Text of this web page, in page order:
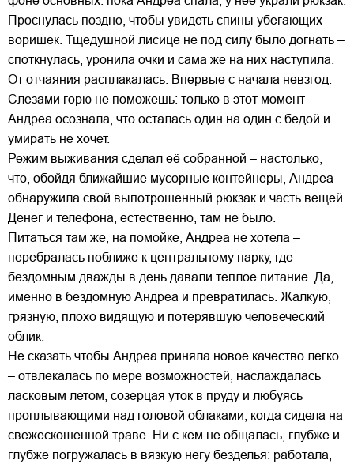
Проснулась поздно, чтобы увидеть спины убегающих
воришек. Тщедушной лисице не под силу было догнать –
споткнулась, уронила очки и сама же на них наступила.
От отчаяния расплакалась. Впервые с начала невзгод.
Слезами горю не поможешь: только в этот момент
Андреа осознала, что осталась один на один с бедой и
умирать не хочет.
Режим выживания сделал её собранной – настолько,
что, обойдя ближайшие мусорные контейнеры, Андреа
обнаружила свой выпотрошенный рюкзак и часть вещей.
Денег и телефона, естественно, там не было.
Питаться там же, на помойке, Андреа не хотела –
перебралась поближе к центральному парку, где
бездомным дважды в день давали тёплое питание. Да,
именно в бездомную Андреа и превратилась. Жалкую,
грязную, плохо видящую и потерявшую человеческий
облик.
Не сказать чтобы Андреа приняла новое качество легко
– отвлекалась по мере возможностей, наслаждалась
ласковым летом, созерцая уток в пруду и любуясь
проплывающими над головой облаками, когда сидела на
свежескошенной траве. Ни с кем не общалась, глубже и
глубже погружалась в вязкую негу безделья: работала,